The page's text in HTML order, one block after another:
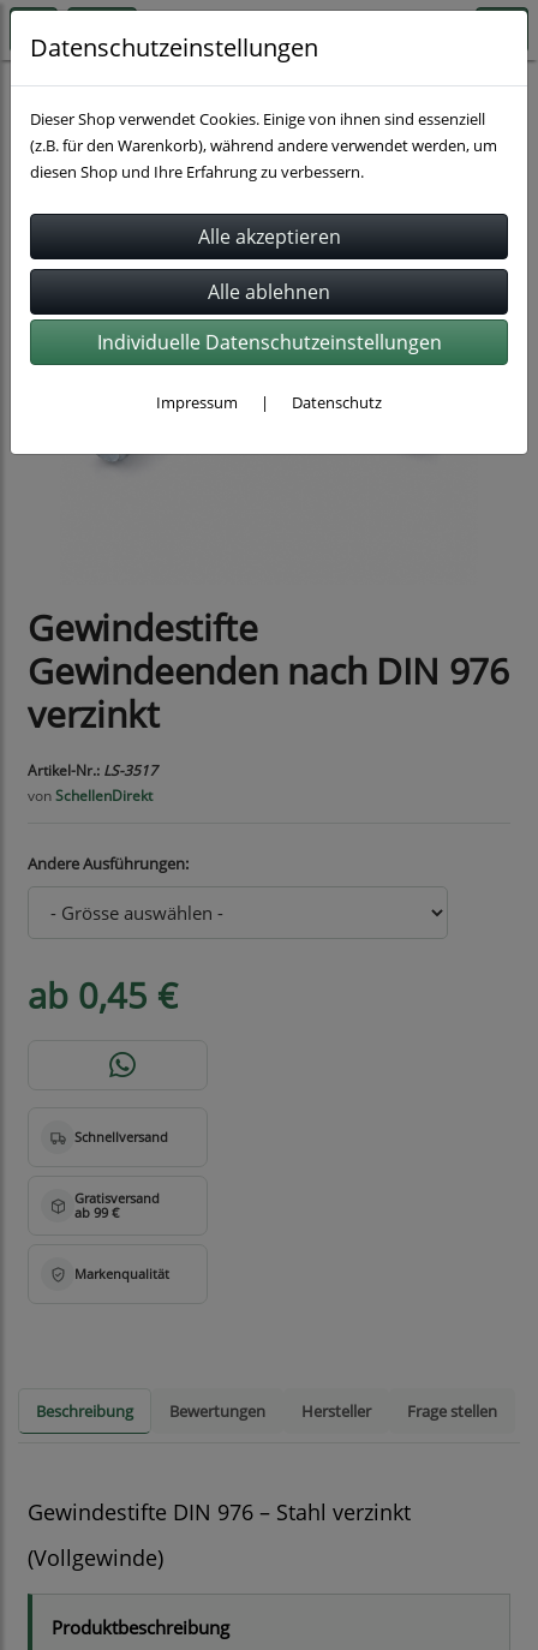
Rohrbefestigung Zubehör für Rohrbefestigung
Gewindestifte
Gewindeenden nach DIN 976
verzinkt
Artikel-Nr.: LS-3517
vonSchellenDirekt
Andere Ausführungen:
ab 0,45 €
Beschreibung Bewertungen Hersteller Frage stellen
Gewindestifte DIN 976 – Stahl verzinkt
(Vollgewinde)
Produktbeschreibung
Datenschutzeinstellungen
Dieser Shop verwendet Cookies. Einige von ihnen sind essenziell
(z.B. für den Warenkorb), während andere verwendet werden, um
diesen Shop und Ihre Erfahrung zu verbessern.
Individuelle Datenschutzeinstellungen
Impressum | Datenschutz